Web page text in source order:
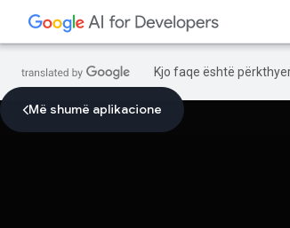
Kjo faqe është
Më shumë aplikacione